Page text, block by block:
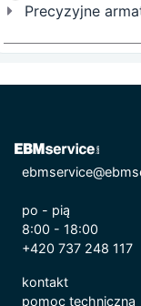
Precyzyjne
po - pią
8:00 - 18:00
+420 737 248 117
kontakt
pomoc techniczna